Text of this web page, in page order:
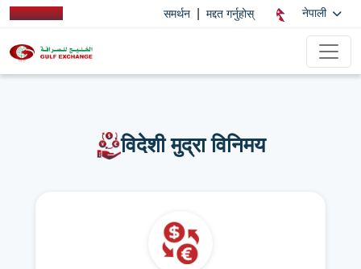
समर्थन मद्दत गर्नुहोस् नेपाली
विदेशी मुद्रा विनिमय